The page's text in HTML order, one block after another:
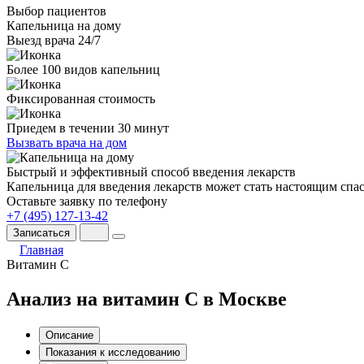
Выбор пациентов
Капельница на дому
Выезд врача 24/7
Более 100 видов капельниц
Фиксированная стоимость
Приедем в течении 30 минут
Вызвать врача на дом
Быстрый и эффективный способ введения лекарств
Капельница для введения лекарств может стать настоящим
Оставьте заявку по телефону
+7 (495) 127-13-42
Записаться
Главная
Витамин C
Анализ на витамин C в Москве
Описание
Показания к исследованию